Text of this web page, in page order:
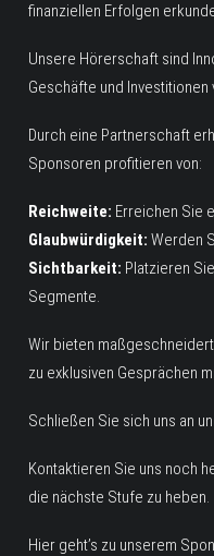
finanziellen Erfolgen
Unsere Hörerschaft sind
Geschäfte und Investitionen
Durch eine Partnerschaft
Sponsoren profitieren von:
Reichweite: Erreichen Sie
Glaubwürdigkeit: Werden
Sichtbarkeit: Platzieren
Segmente.
Wir bieten
zu exklusiven Gesprächen
Schließen Sie sich uns an
Kontaktieren Sie uns noch
die nächste Stufe zu heben.
Hier geht’s zu unserem